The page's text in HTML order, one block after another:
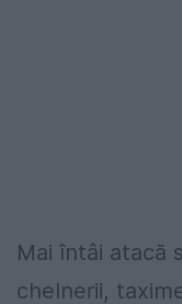
Mai întâi atacă
chelnerii,